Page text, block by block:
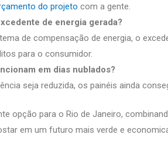
do projeto com a gente.
de energia gerada?
de compensação de energia, o
para o consumidor.
em dias nublados?
seja reduzida, os painéis ainda
opção para o Rio de Janeiro,
em um futuro mais verde e